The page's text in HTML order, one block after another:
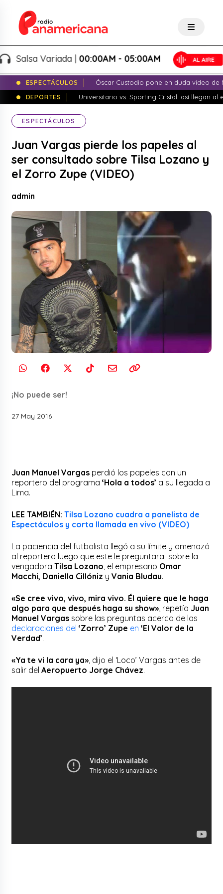
Variada |00:00AM - 05:00AM
ESPECTÁCULOS
Óscar Custodio pone en duda video de
DEPORTES
Universitario vs. Sporting Cristal: así llegan al
ESPECTÁCULOS
Juan Vargas pierde los papeles al
ser consultado sobre Tilsa Lozano y
el Zorro Zupe (VIDEO)
admin
¡No puede ser!
27 May 2016
Juan Manuel Vargas perdió los papeles con un
reportero del programa ‘Hola a todos’ a su llegada a
Lima.
LEE TAMBIÉN:Tilsa Lozano cuadra a panelista de
Espectáculos y corta llamada en vivo (VIDEO)
La paciencia del futbolista llegó a su límite y amenazó
al reportero luego que este le preguntara sobre la
vengadoraTilsa Lozano , el empresario Omar
Macchi, Daniella Cillóniz y Vania Bludau.
«Se cree vivo, vivo, mira vivo. Él quiere que le haga
algo para que después haga su show» , repetía Juan
Manuel Vargas sobre las preguntas acerca de las
declaraciones del ‘Zorro’ Zupe en‘El Valor de la
Verdad’.
«Ya te vi la cara ya» , dijo el ‘Loco’ Vargas antes de
salir delAeropuerto Jorge Chávez.